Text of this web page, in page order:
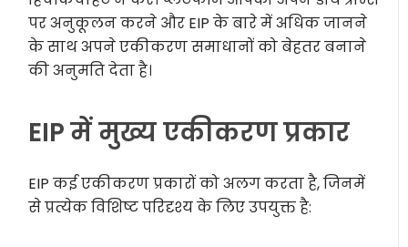
पर अनुकूलन करने और EIP के बारे में अधिक जानने
के साथ अपने एकीकरण समाधानों को बेहतर बनाने
की अनुमति देता है।
EIP में मुख्य एकीकरण प्रकार
EIP कई एकीकरण प्रकारों को अलग करता है, जिनमें
से प्रत्येक विशिष्ट परिदृश्य के लिए उपयुक्त है: